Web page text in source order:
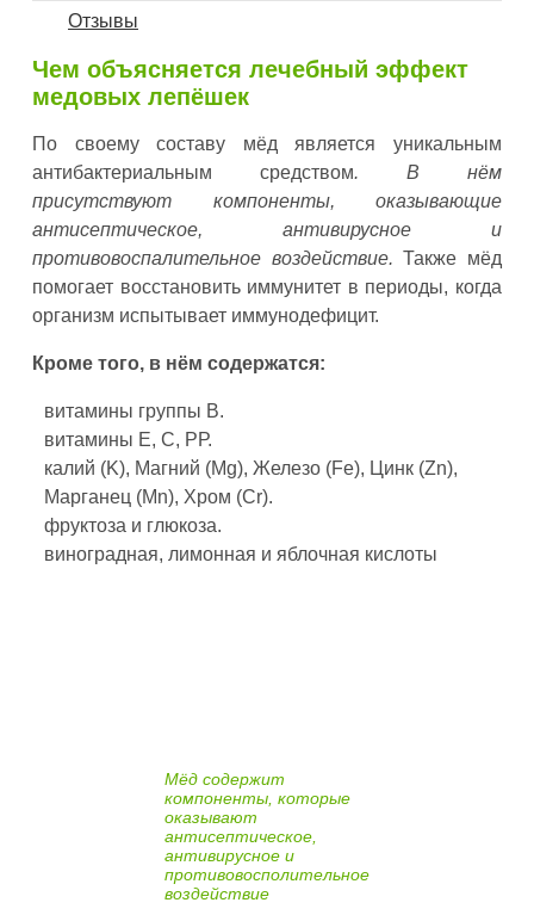
Отзывы
Чем объясняется лечебный эффект
медовых лепёшек
По своему составу мёд является уникальным
антибактериальным средством. В нём
присутствуют компоненты, оказывающие
антисептическое, антивирусное и
противовоспалительное воздействие. Также мёд
помогает восстановить иммунитет в периоды, когда
организм испытывает иммунодефицит.
Кроме того, в нём содержатся:
витамины группы В.
витамины Е, С, РР.
калий (K), Магний (Mg), Железо (Fe), Цинк (Zn),
Марганец (Mn), Хром (Cr).
фруктоза и глюкоза.
виноградная, лимонная и яблочная кислоты
Мёд содержит
компоненты, которые
оказывают
антисептическое,
антивирусное и
противовосполительное
воздействие